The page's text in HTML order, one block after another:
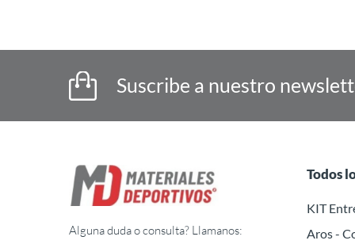
Suscribe a nuestro
Alguna duda o consulta? Llamanos:
Todos
KIT
Aros -